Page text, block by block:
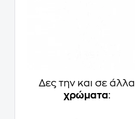
Δες την και σε άλλα
χρώματα: